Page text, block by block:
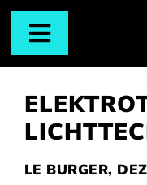
Zum
Inhalt
springenToggle
LE BURGER,